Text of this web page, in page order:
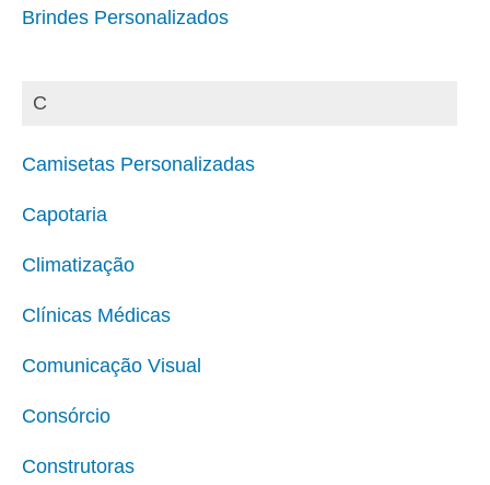
Brindes Personalizados
C
Camisetas Personalizadas
Capotaria
Climatização
Clínicas Médicas
Comunicação Visual
Consórcio
Construtoras